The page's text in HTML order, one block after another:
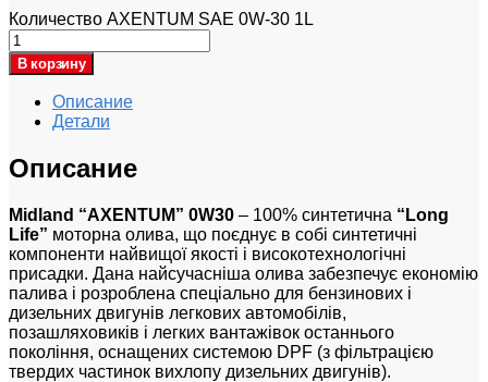
Количество AXENTUM SAE 0W-30 1L
В корзину
Описание
Детали
Описание
Midland “AXENTUM” 0W30 – 100% синтетична “Long
Life” моторна олива, що поєднує в собі синтетичні
компоненти найвищої якості і високотехнологічні
присадки. Дана найсучасніша олива забезпечує економію
палива і розроблена спеціально для бензинових і
дизельних двигунів легкових автомобілів,
позашляховиків і легких вантажівок останнього
покоління, оснащених системою DPF (з фільтрацією
твердих частинок вихлопу дизельних двигунів).